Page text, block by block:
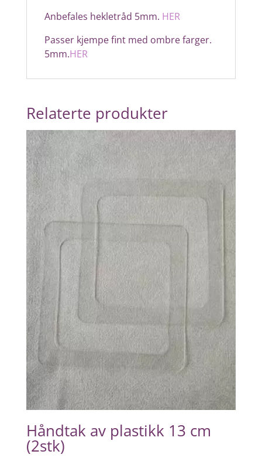
Anbefales hekletråd 5mm. HER
Passer kjempe fint med ombre farger.
5mm.HER
Relaterte produkter
Håndtak av plastikk 13 cm
(2stk)